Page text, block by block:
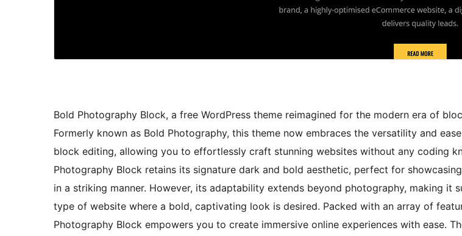
Bold Photography Block, a free WordPress theme reimagined for the modern era of
Formerly known as Bold Photography, this theme now embraces the versatility and
block editing, allowing you to effortlessly craft stunning websites without any coding
Photography Block retains its signature dark and bold aesthetic, perfect for
in a striking manner. However, its adaptability extends beyond photography, making it
type of website where a bold, captivating look is desired. Packed with an array of
Photography Block empowers you to create immersive online experiences with ease.